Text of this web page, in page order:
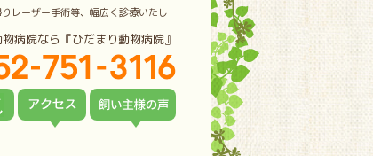
レーザー手術等、幅広く診療いたし
病院なら『ひだまり動物病院』